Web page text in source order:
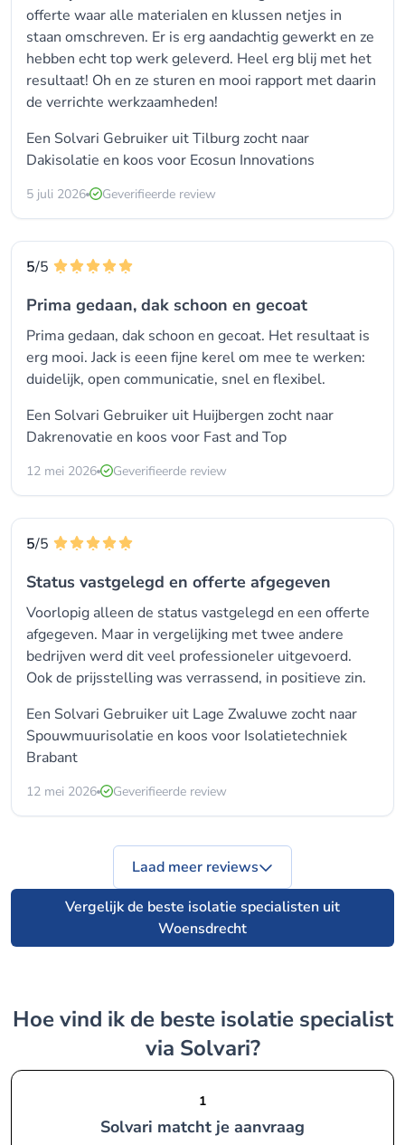
offerte waar alle materialen en klussen netjes in
staan omschreven. Er is erg aandachtig gewerkt en ze
hebben echt top werk geleverd. Heel erg blij met het
resultaat! Oh en ze sturen en mooi rapport met daarin
de verrichte werkzaamheden!
Een Solvari Gebruiker uit Tilburg zocht naar
Dakisolatie en koos voor Ecosun Innovations
5 juli 2026 Geverifieerde review
5/5
Prima gedaan, dak schoon en gecoat
Prima gedaan, dak schoon en gecoat. Het resultaat is
erg mooi. Jack is eeen fijne kerel om mee te werken:
duidelijk, open communicatie, snel en flexibel.
Een Solvari Gebruiker uit Huijbergen zocht naar
Dakrenovatie en koos voor Fast and Top
12 mei 2026 Geverifieerde review
5/5
Status vastgelegd en offerte afgegeven
Voorlopig alleen de status vastgelegd en een offerte
afgegeven. Maar in vergelijking met twee andere
bedrijven werd dit veel professioneler uitgevoerd.
Ook de prijsstelling was verrassend, in positieve zin.
Een Solvari Gebruiker uit Lage Zwaluwe zocht naar
Spouwmuurisolatie en koos voor Isolatietechniek
Brabant
12 mei 2026 Geverifieerde review
Vergelijk de beste isolatie specialisten uit
Woensdrecht
Laad meer reviews
Hoe vind ik de beste isolatie specialist
via Solvari?
1
Solvari matcht je aanvraag